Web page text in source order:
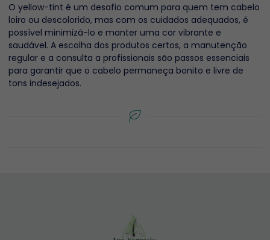
O yellow-tint é um desafio comum para quem tem cabelo
loiro ou descolorido, mas com os cuidados adequados, é
possível minimizá-lo e manter uma cor vibrante e
saudável. A escolha dos produtos certos, a manutenção
regular e a consulta a profissionais são passos essenciais
para garantir que o cabelo permaneça bonito e livre de
tons indesejados.